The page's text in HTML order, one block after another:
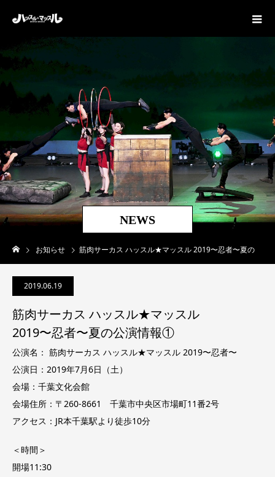
NEWS
お知らせ 筋肉サーカス ハッスル★マッスル 2019〜忍者〜夏の公演情報①
2019.06.19
筋肉サーカス ハッスル★マッスル
2019〜忍者〜夏の公演情報①
公演名： 筋肉サーカス ハッスル★マッスル 2019〜忍者〜
公演日：2019年7月6日（土）
会場：千葉文化会館
会場住所：〒260-8661 千葉市中央区市場町11番2号
アクセス：JR本千葉駅より徒歩10分
＜時間＞
開場11:30